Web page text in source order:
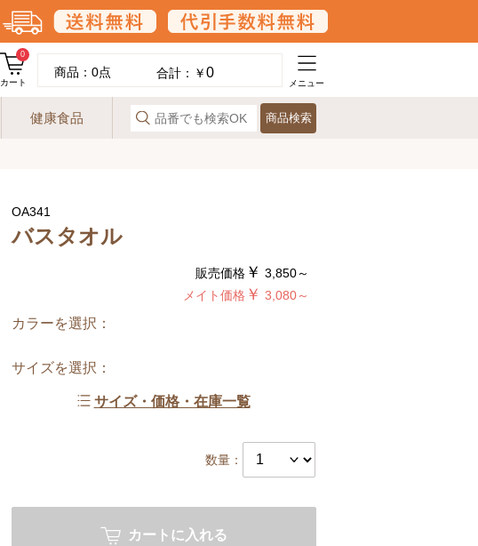
0
カート
商品： 0点 合計：￥0
メニュー
健康食品 商品検索
OA341
バスタオル
販売価格 ￥ 3,850～
メイト価格 ￥ 3,080～
カラーを選択：
サイズを選択：
サイズ・価格・在庫一覧
数量：
カートに入れる